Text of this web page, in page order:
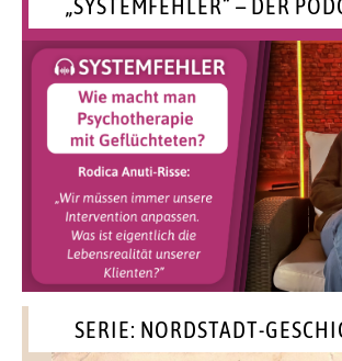
„SYSTEMFEHLER“ – DER
SERIE: NORDSTADT-